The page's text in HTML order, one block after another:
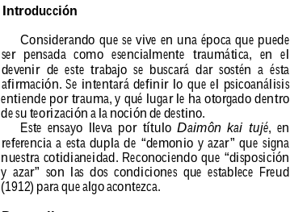
Introducción
Considerando que se vive en una época que puede
ser pensada como esencialmente traumática, en el
devenir de este trabajo se buscará dar sostén a ésta
afirmación. Se intentará definir lo que el psicoanálisis
entiende por trauma, y qué lugar le ha otorgado dentro
de su teorización a la noción de destino.
Este ensayo lleva por título Daimôn kai tujé, en
referencia a esta dupla de “demonio y azar” que signa
nuestra cotidianeidad. Reconociendo que “disposición
y azar” son las dos condiciones que establece Freud
(1912) para que algo acontezca.